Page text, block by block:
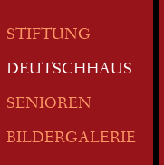
STIFTUNG
DEUTSCHHAUS
SENIOREN
BILDERGALERIE